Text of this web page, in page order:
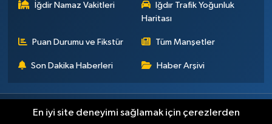
İğdir Namaz Vakitleri
Iğdır Trafik Yoğunluk
Haritası
Puan Durumu ve Fikstür Tüm Manşetler
Son Dakika Haberleri Haber Arşivi
Künye İletişim Çerez Politikası Gizlilik ilkeleri
En iyi site deneyimi sağlamak için çerezlerden